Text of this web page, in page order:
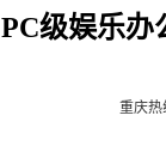
PC级娱乐
重庆热